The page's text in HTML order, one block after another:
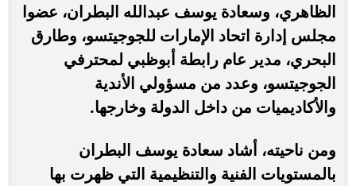
الظاهري، وسعادة يوسف عبدالله البطران، عضوا
مجلس إدارة اتحاد الإمارات للجوجيتسو، وطارق
البحري، مدير عام رابطة أبوظبي لمحترفي
الجوجيتسو، وعدد من مسؤولي الأندية
والأكاديميات من داخل الدولة وخارجها.
ومن ناحيته، أشاد سعادة يوسف البطران
بالمستويات الفنية والتنظيمية التي ظهرت بها